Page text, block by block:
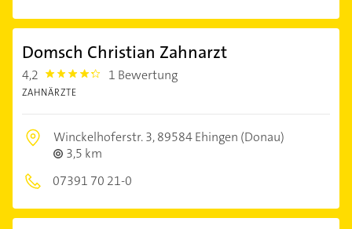
Domsch Christian Zahnarzt
4,2 4.2000003 1 Bewertung
ZAHNÄRZTE
Winckelhoferstr. 3,89584 Ehingen (Donau)
3,5 km
07391 70 21-0